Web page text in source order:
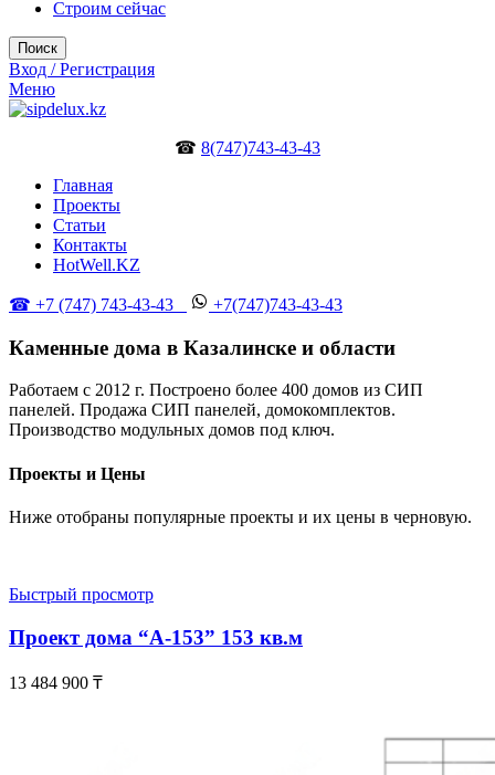
Строим сейчас
Поиск
Вход / Регистрация
Меню
☎ 8(747)743-43-43
Главная
Проекты
Статьи
Контакты
HotWell.KZ
☎ +7 (747) 743-43-43 +7(747)743-43-43
Каменные дома в Казалинске и области
Работаем с 2012 г. Построено более 400 домов из СИП
панелей. Продажа СИП панелей, домокомплектов.
Производство модульных домов под ключ.
Проекты и Цены
Ниже отобраны популярные проекты и их цены в черновую.
Быстрый просмотр
Проект дома “А-153” 153 кв.м
13 484 900 ₸